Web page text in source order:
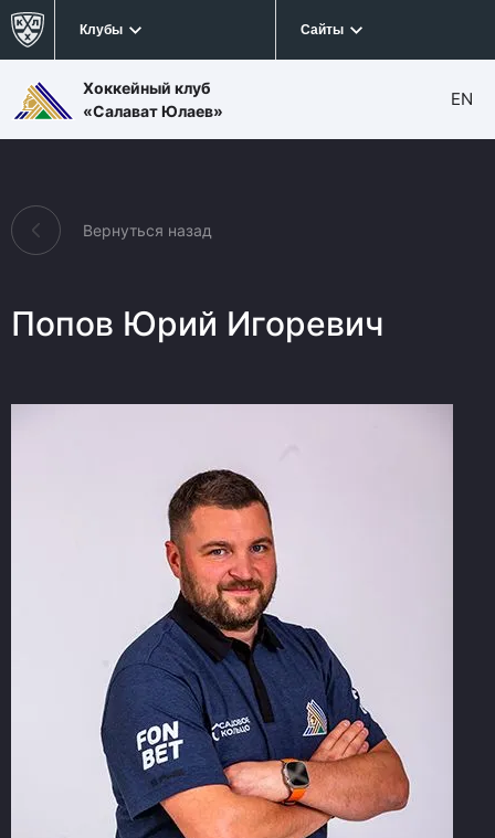
Клубы Сайты
Хоккейный клуб
«Салават Юлаев»
EN
Вернуться назад
Попов Юрий Игоревич